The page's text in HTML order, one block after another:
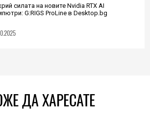
силата на новите Nvidia RTX AI
G:RIGS ProLine в Desktop.bg
ДА ХАРЕСАТЕ